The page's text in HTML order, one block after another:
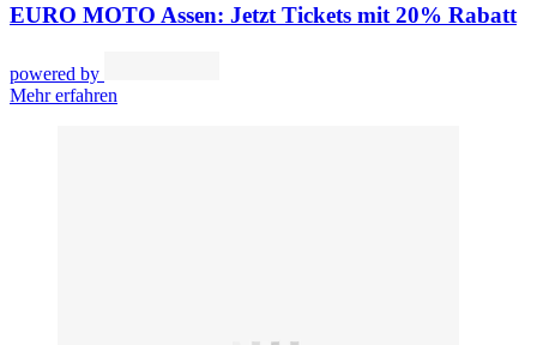
EURO MOTO Assen: Jetzt Tickets mit 20% Rabatt
powered by
Mehr erfahren